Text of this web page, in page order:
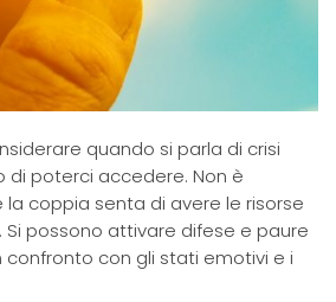
quando si parla di crisi
di poterci accedere. Non è
coppia senta di avere le risorse
Si possono attivare difese e paure
con gli stati emotivi e i